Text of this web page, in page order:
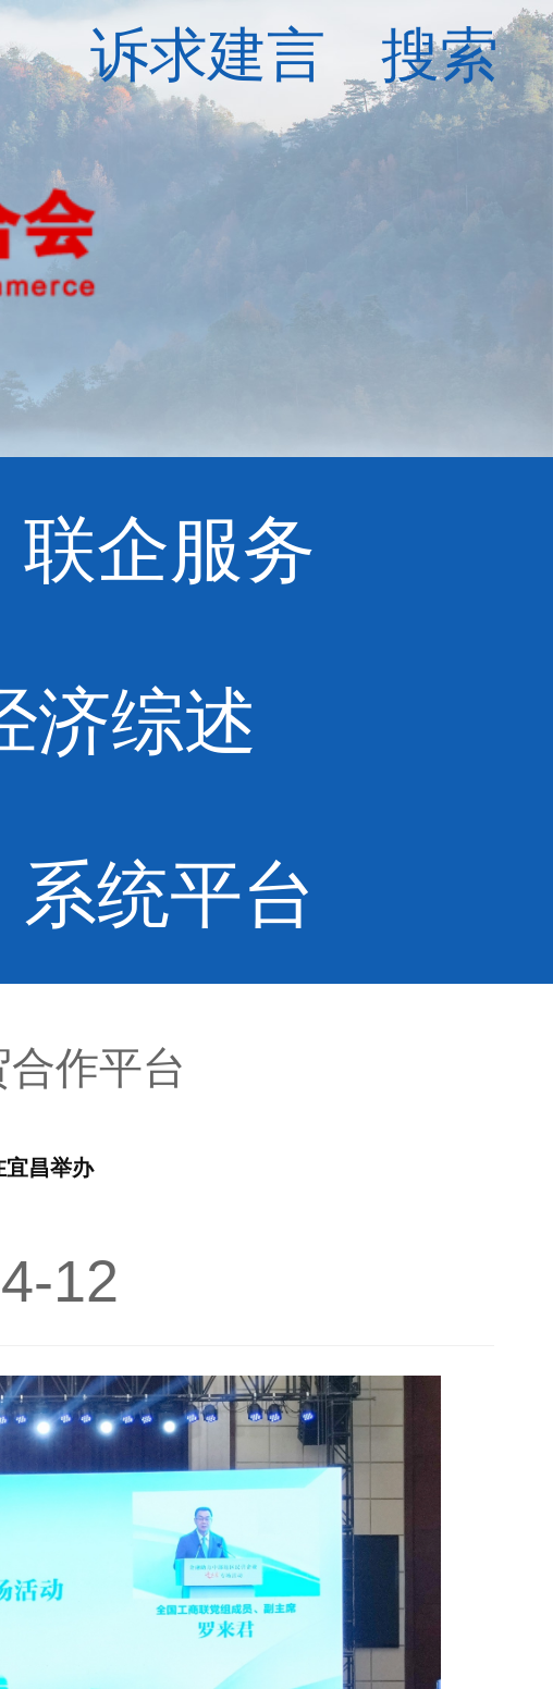
搜索
诉求建言
联企服务
济综述
系统平台
作平台
宜昌举办
12